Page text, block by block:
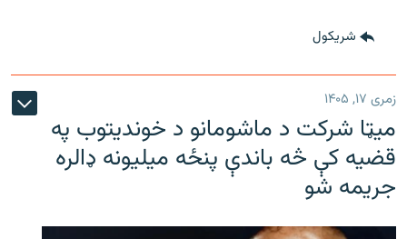
شريکول
زمری ۱۷, ۱۴۰۵
میټا شرکت د ماشومانو د خوندیتوب په
قضیه کې څه باندې پنځه میلیونه ډالره
جریمه شو